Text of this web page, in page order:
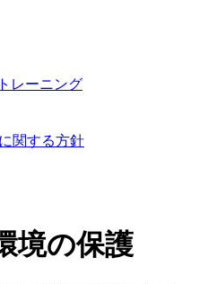
レーニング
関する方針
境の保護